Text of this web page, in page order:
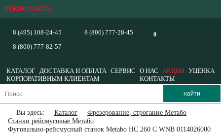
РЕЖИМ РАБОТЫ
0
8 (495) 108-24-45
8 (800) 777-82-57
8 (800) 777-28-45
КАТАЛОГ ДОСТАВКА И ОПЛАТА СЕРВИС О НАС АКЦИИ УЦЕНКА
КОРПОРАТИВНЫМ КЛИЕНТАМ
КОНТАКТЫ
Вы здесь: Каталог
Фрезерование, строгание Метабо
Станки рейсмусовые Метабо
Фуговально-рейсмусный станок Metabo HC 260 C WNB 0114026000